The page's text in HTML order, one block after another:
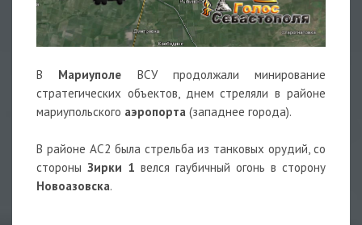
В Мариуполе ВСУ продолжали минирование
стратегических объектов, днем стреляли в районе
мариупольского аэропорта (западнее города).
В районе АС2 была стрельба из танковых орудий, со
стороны Зирки 1 велся гаубичный огонь в сторону
Новоазовска.